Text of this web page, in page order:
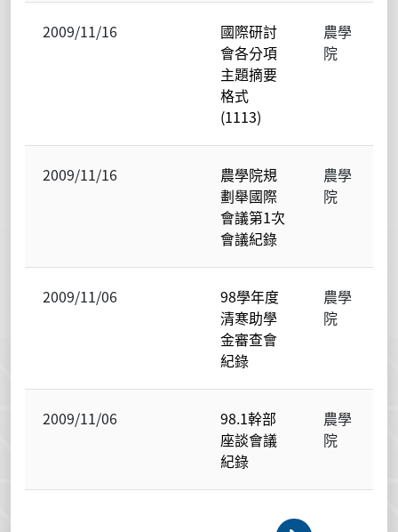
2009/11/16
國際研討
會各分項
主題摘要
格式
(1113)
農學
院
2009/11/16
農學院規
劃舉國際
會議第1次
會議紀錄
農學
院
2009/11/06
98學年度
清寒助學
金審查會
紀錄
農學
院
2009/11/06
98.1幹部
座談會議
紀錄
農學
院